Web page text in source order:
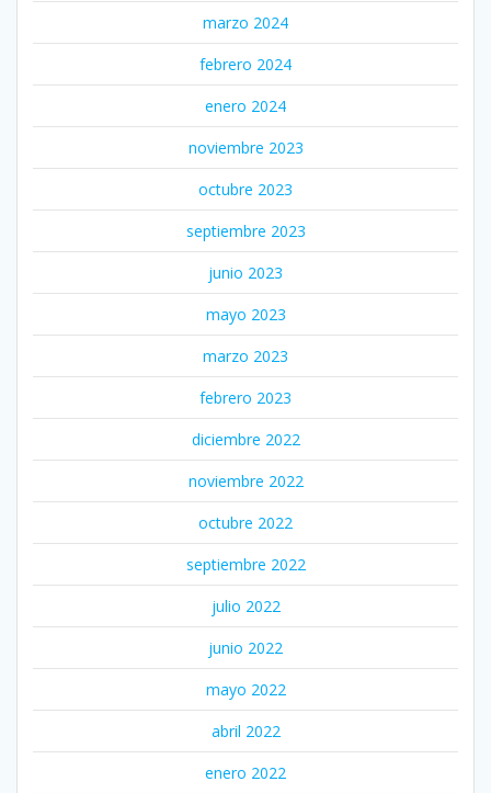
marzo 2024
febrero 2024
enero 2024
noviembre 2023
octubre 2023
septiembre 2023
junio 2023
mayo 2023
marzo 2023
febrero 2023
diciembre 2022
noviembre 2022
octubre 2022
septiembre 2022
julio 2022
junio 2022
mayo 2022
abril 2022
enero 2022